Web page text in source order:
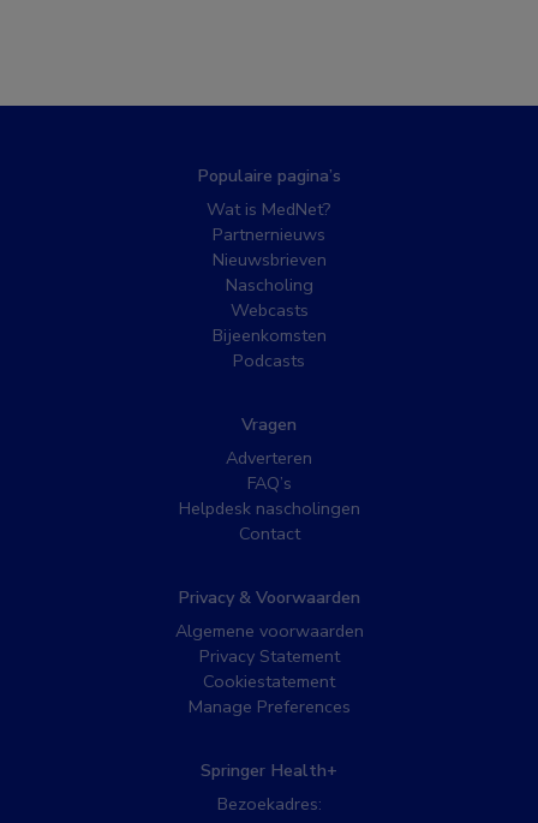
Populaire pagina’s
Wat is MedNet?
Partnernieuws
Nieuwsbrieven
Nascholing
Webcasts
Bijeenkomsten
Podcasts
Vragen
Adverteren
FAQ’s
Helpdesk nascholingen
Contact
Privacy & Voorwaarden
Algemene voorwaarden
Privacy Statement
Cookiestatement
Manage Preferences
Springer Health+
Bezoekadres: